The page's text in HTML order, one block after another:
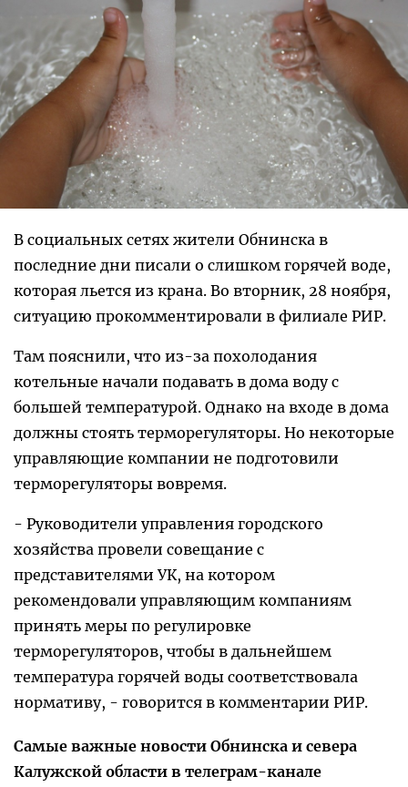
В социальных сетях жители Обнинска в
последние дни писали о слишком горячей воде,
которая льется из крана. Во вторник, 28 ноября,
ситуацию прокомментировали в филиале РИР.
Там пояснили, что из-за похолодания
котельные начали подавать в дома воду с
большей температурой. Однако на входе в дома
должны стоять терморегуляторы. Но некоторые
управляющие компании не подготовили
терморегуляторы вовремя.
- Руководители управления городского
хозяйства провели совещание с
представителями УК, на котором
рекомендовали управляющим компаниям
принять меры по регулировке
терморегуляторов, чтобы в дальнейшем
температура горячей воды соответствовала
нормативу, - говорится в комментарии РИР.
Самые важные новости Обнинска и севера
Калужской области в телеграм-канале